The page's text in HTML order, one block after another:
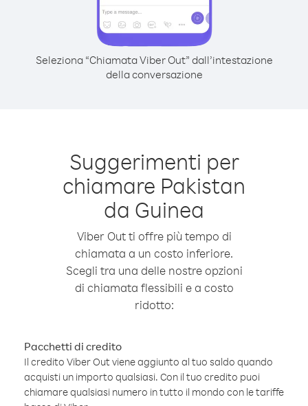
Seleziona “Chiamata Viber Out” dall’intestazione
della conversazione
Suggerimenti per
chiamare Pakistan
da Guinea
Viber Out ti offre più tempo di
chiamata a un costo inferiore.
Scegli tra una delle nostre opzioni
di chiamata flessibili e a costo
ridotto:
Pacchetti di credito
Il credito Viber Out viene aggiunto al tuo saldo quando
acquisti un importo qualsiasi. Con il tuo credito puoi
chiamare qualsiasi numero in tutto il mondo con le tariffe